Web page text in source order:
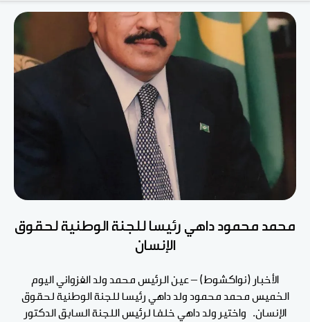
متميز
محمد محمود داهي رئيسا للجنة الوطنية لحقوق
الإنسان
الأخبار (نواكشوط) – عين الرئيس محمد ولد الغزواني اليوم
الخميس محمد محمود ولد داهي رئيسا للجنة الوطنية لحقوق
الإنسان. واختير ولد داهي خلفا لرئيس اللجنة السابق الدكتور